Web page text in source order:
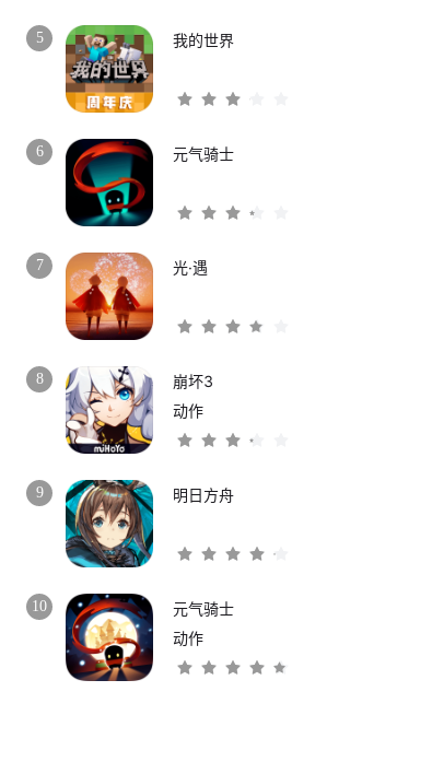
5 我的世界
6 元气骑士
7 光·遇
8
崩坏3
动作
9 明日方舟
10
元气骑士
动作